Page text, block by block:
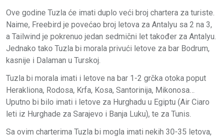
Ove godine Tuzla će imati duplo veći broj chartera za turiste.
Naime, Freebird je povećao broj letova za Antalyu sa 2 na 3,
a Tailwind je pokrenuo jedan sedmični let također za Antalyu.
Jednako tako Tuzla bi morala privući letove za bar Bodrum,
kasnije i Dalaman u Turskoj.
Tuzla bi morala imati i letove na bar 1-2 grčka otoka poput
Herakliona, Rodosa, Krfa, Kosa, Santorinija, Mikonosa…
Uputno bi bilo imati i letove za Hurghadu u Egiptu (Air Ciaro
leti iz Hurghade za Sarajevo i Banja Luku), te za Tunis.
Sa ovim charterima Tuzla bi mogla imati nekih 30-35 letova,